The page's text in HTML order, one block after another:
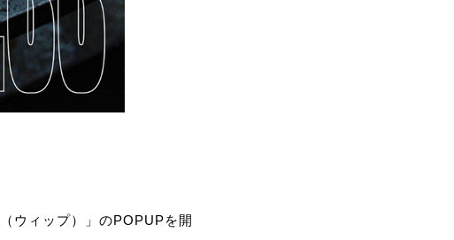
ウィップ）」のPOPUPを開